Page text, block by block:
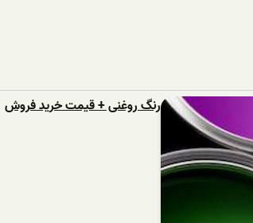
رنگ روغنی + قیمت خرید فروش